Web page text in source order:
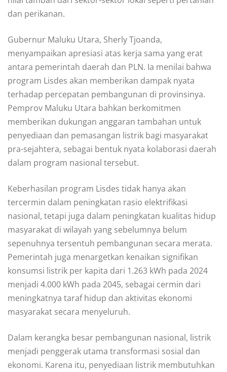
dan perikanan.
Gubernur Maluku Utara, Sherly Tjoanda,
menyampaikan apresiasi atas kerja sama yang erat
antara pemerintah daerah dan PLN. Ia menilai bahwa
program Lisdes akan memberikan dampak nyata
terhadap percepatan pembangunan di provinsinya.
Pemprov Maluku Utara bahkan berkomitmen
memberikan dukungan anggaran tambahan untuk
penyediaan dan pemasangan listrik bagi masyarakat
pra-sejahtera, sebagai bentuk nyata kolaborasi daerah
dalam program nasional tersebut.
Keberhasilan program Lisdes tidak hanya akan
tercermin dalam peningkatan rasio elektrifikasi
nasional, tetapi juga dalam peningkatan kualitas hidup
masyarakat di wilayah yang sebelumnya belum
sepenuhnya tersentuh pembangunan secara merata.
Pemerintah juga menargetkan kenaikan signifikan
konsumsi listrik per kapita dari 1.263 kWh pada 2024
menjadi 4.000 kWh pada 2045, sebagai cermin dari
meningkatnya taraf hidup dan aktivitas ekonomi
masyarakat secara menyeluruh.
Dalam kerangka besar pembangunan nasional, listrik
menjadi penggerak utama transformasi sosial dan
ekonomi. Karena itu, penyediaan listrik membutuhkan